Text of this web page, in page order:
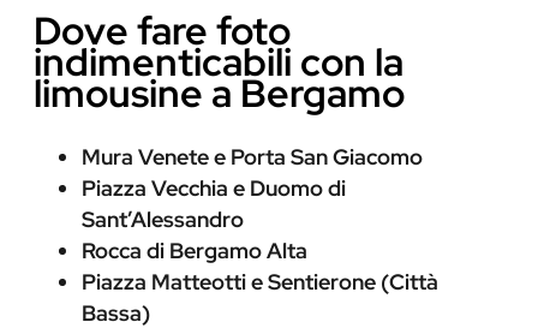
Dove fare foto
indimenticabili con la
limousine a Bergamo
Mura Venete e Porta San Giacomo
Piazza Vecchia e Duomo di
Sant’Alessandro
Rocca di Bergamo Alta
Piazza Matteotti e Sentierone (Città
Bassa)